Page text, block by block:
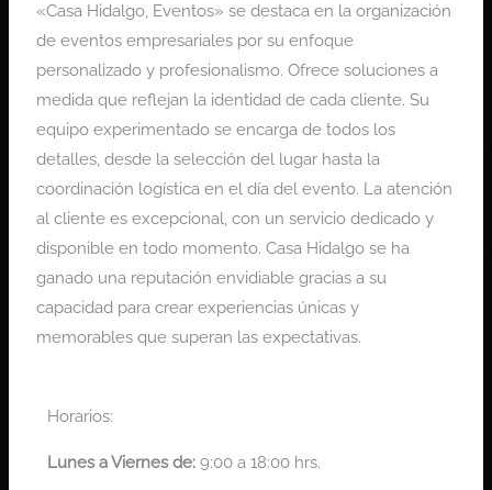
«Casa Hidalgo, Eventos» se destaca en la organización
de eventos empresariales por su enfoque
personalizado y profesionalismo. Ofrece soluciones a
medida que reflejan la identidad de cada cliente. Su
equipo experimentado se encarga de todos los
detalles, desde la selección del lugar hasta la
coordinación logística en el día del evento. La atención
al cliente es excepcional, con un servicio dedicado y
disponible en todo momento. Casa Hidalgo se ha
ganado una reputación envidiable gracias a su
capacidad para crear experiencias únicas y
memorables que superan las expectativas.
Horarios:
Lunes aViernes de:9:00 a 18:00 hrs.